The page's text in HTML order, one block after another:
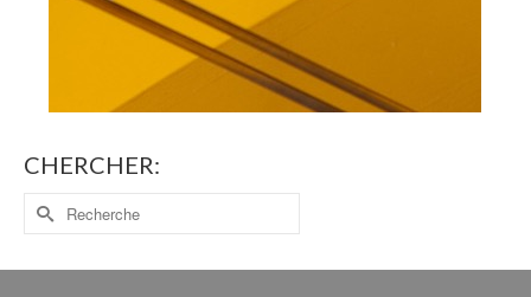
CHERCHER: